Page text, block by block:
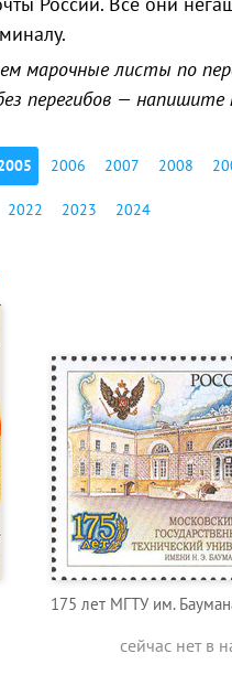
марочные листы по
перегибов —
2006 2007 2008
2022 2023 2024
175 лет МГТУ им.
сейчас нет в